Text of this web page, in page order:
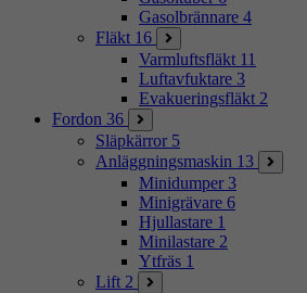
Gasolbrännare 4
Fläkt 16
Varmluftsfläkt 11
Luftavfuktare 3
Evakueringsfläkt 2
Fordon 36
Släpkärror 5
Anläggningsmaskin 13
Minidumper 3
Minigrävare 6
Hjullastare 1
Minilastare 2
Ytfräs 1
Lift 2